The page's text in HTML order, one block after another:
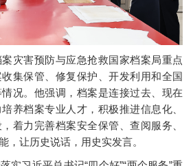
害预防与应急抢救国家档案局重点
集保管、修复保护、开发利用和全国
况。他强调，档案是连接过去、现在
养档案专业人才，积极推进信息化、
着力完善档案安全保管、查阅服务、
，让历史说话，用史实发言。